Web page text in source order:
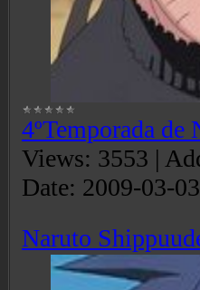
4ºTemporada de
Views: 3553 |
Date: 2009-03-03
Naruto